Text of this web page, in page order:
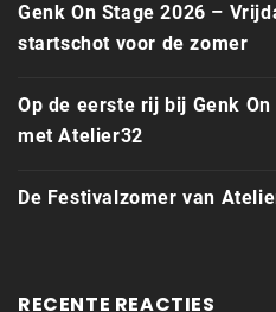
Genk On Stage 2026 –
startschot voor de zomer
Op de eerste rij bij Genk
met Atelier32
De Festivalzomer van
RECENTE REACTIES